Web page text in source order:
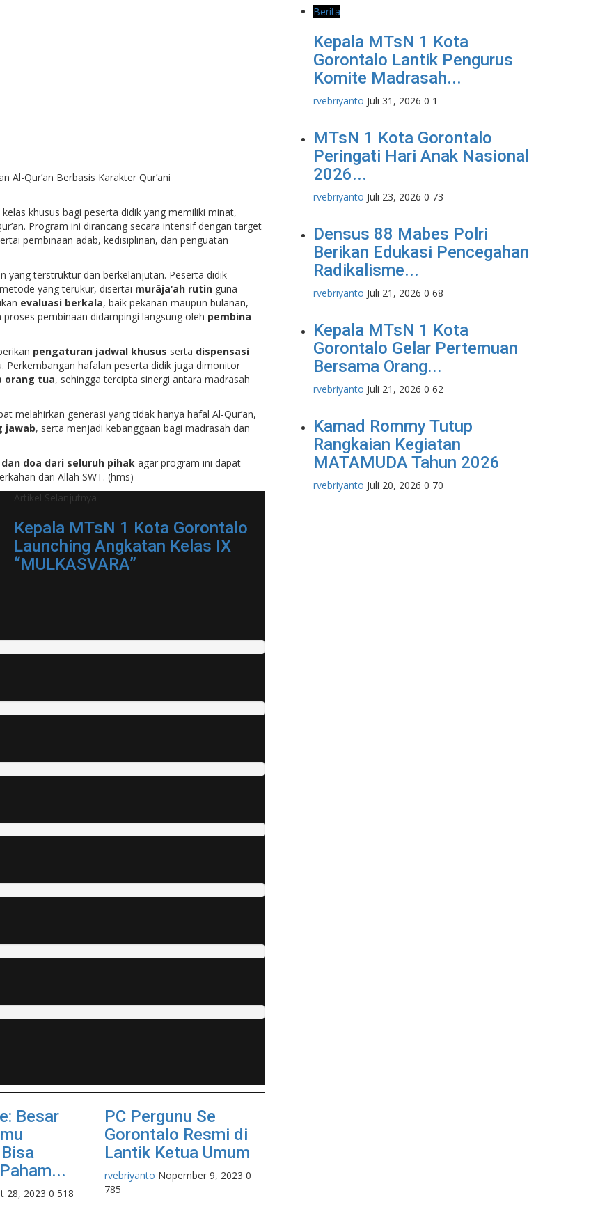
kelas khusus bagi peserta didik yang memiliki minat,
Program ini dirancang secara intensif dengan target
pembinaan adab, kedisiplinan, dan penguatan
yang terstruktur dan berkelanjutan. Peserta didik
yang terukur, disertai murāja‘ah rutin guna
evaluasi berkala, baik pekanan maupun bulanan,
pembinaan didampingi langsung oleh pembina
pengaturan jadwal khusus serta dispensasi
Perkembangan hafalan peserta didik juga dimonitor
orang tua, sehingga tercipta sinergi antara madrasah
melahirkan generasi yang tidak hanya hafal Al-Qur’an,
jawab, serta menjadi kebanggaan bagi madrasah dan
doa dari seluruh pihak agar program ini dapat
dari Allah SWT. (hms)
Artikel Selanjutnya
Kepala MTsN 1 Kota Gorontalo
Launching Angkatan Kelas IX
“MULKASVARA”
Besar
28, 2023 0 518
PC Pergunu Se
Gorontalo Resmi di
Lantik Ketua Umum
rvebriyanto Nopember 9, 2023 0
785
Berita
Kepala MTsN 1 Kota
Gorontalo Lantik Pengurus
Komite Madrasah...
rvebriyanto Juli 31, 2026 0 1
MTsN 1 Kota Gorontalo
Peringati Hari Anak Nasional
2026...
rvebriyanto Juli 23, 2026 0 73
Densus 88 Mabes Polri
Berikan Edukasi Pencegahan
Radikalisme...
rvebriyanto Juli 21, 2026 0 68
Kepala MTsN 1 Kota
Gorontalo Gelar Pertemuan
Bersama Orang...
rvebriyanto Juli 21, 2026 0 62
Kamad Rommy Tutup
Rangkaian Kegiatan
MATAMUDA Tahun 2026
rvebriyanto Juli 20, 2026 0 70